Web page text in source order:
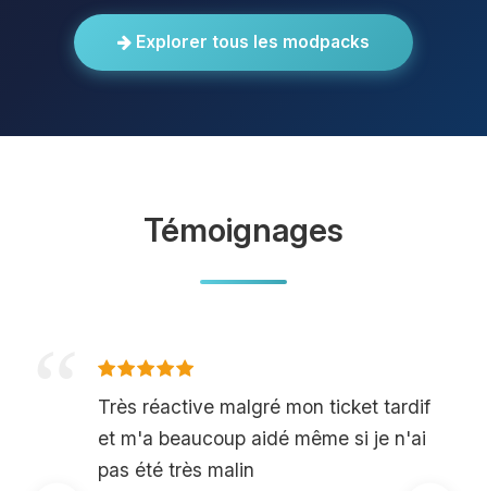
Explorer tous les modpacks
Témoignages
Très réactive malgré mon ticket tardif
et m'a beaucoup aidé même si je n'ai
pas été très malin